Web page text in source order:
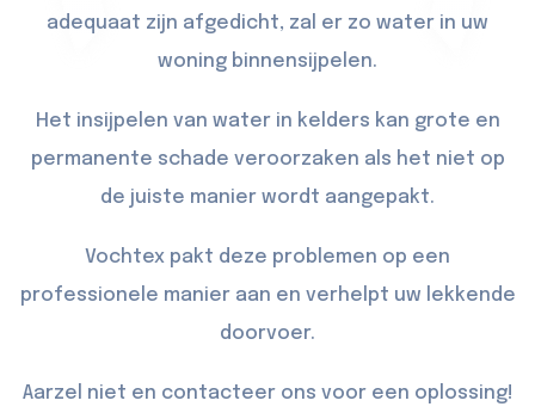
adequaat zijn afgedicht, zal er zo water in uw
woning binnensijpelen.
Het insijpelen van water in kelders kan grote en
permanente schade veroorzaken als het niet op
de juiste manier wordt aangepakt.
Vochtex pakt deze problemen op een
professionele manier aan en verhelpt uw lekkende
doorvoer.
Aarzel niet en contacteer ons voor een oplossing!